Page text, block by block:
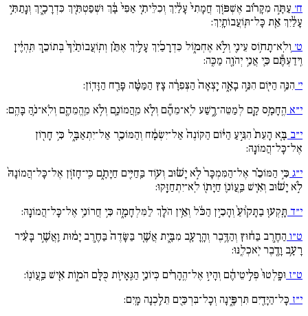
ח׳ עַתָּ֣ה מִקָּר֗וֹב אֶשְׁפּ֚וֹךְ חֲמָתִי֙ עָלַ֔יִךְ וְכִלֵּיתִ֚י אַפִּי֙ בָּ֔ךְ וּשְׁפַטְתִּ֖יךְ כִּדְרָכָ֑יִךְ וְנָֽתַתִּ֣י
עָלַ֔יִךְ אֵ֖ת כָּל־תּֽוֹעֲבוֹתָֽיִךְ:
ט׳ וְלֹֽא־תָח֥וֹס עֵינִ֖י וְלֹ֣א אֶחְמ֑וֹל כִּדְרָכַ֜יִךְ עָלַ֣יִךְ אֶתֵּ֗ן וְתֽוֹעֲבוֹתַ֙יִךְ֙ בְּתוֹכֵ֣ךְ תִּֽהְיֶ֔יןָ
וִֽידַעְתֶּ֕ם כִּ֛י אֲנִ֥י יְהֹוָ֖ה מַכֶּֽה:
י׳ הִנֵּ֥ה הַיּ֖וֹם הִנֵּ֣ה בָאָ֑ה יָֽצְאָה֙ הַצְּפִרָ֔ה צָץ הַמַּטֶּ֔ה פָּרַ֖ח הַזָּדֽוֹן:
י״א הֶֽחָמָ֥ס קָ֖ם לְמַטֵּה־רֶ֑שַׁע לֹֽא־מֵהֶ֞ם וְלֹ֧א מֵֽהֲמוֹנָ֛ם וְלֹ֥א מֵֽהֱמֵהֶ֖ם וְלֹֽא־נֹ֥הַּ בָּהֶֽם:
י״ב בָּ֚א הָעֵת֙ הִגִּ֣יעַ הַיּ֔וֹם הַקּוֹנֶה֙ אַל־יִשְׂמָ֔ח וְהַמּוֹכֵ֖ר אַל־יִתְאַבָּ֑ל כִּ֥י חָר֖וֹן
אֶל־כָּל־הֲמוֹנָֽהּ:
י״ג כִּ֣י הַמּוֹכֵ֗ר אֶל־הַמִּמְכָּר֙ לֹ֣א יָשׁ֔וּב וְע֥וֹד בַּֽחַיִּ֖ים חַיָּתָ֑ם כִּֽי־חָז֚וֹן אֶל־כָּל־הֲמוֹנָהּ֙
לֹ֣א יָשׁ֔וּב וְאִ֧ישׁ בַּֽעֲו‍ֹנ֛וֹ חַיָּת֖וֹ לֹֽא־יִתְחַזָּֽקוּ:
י״ד תָּֽקְע֚וּ בַתָּק֙וֹעַ֙ וְהָכִ֣ין הַכֹּ֔ל וְאֵ֥ין הֹלֵ֖ךְ לַמִּלְחָמָ֑ה כִּ֥י חֲרוֹנִ֥י אֶל־כָּל־הֲמוֹנָֽהּ:
ט״ו הַחֶ֣רֶב בַּח֔וּץ וְהַדֶּ֥בֶר וְהָֽרָעָ֖ב מִבָּ֑יִת אֲשֶׁ֚ר בַּשָּׂדֶה֙ בַּחֶ֣רֶב יָמ֔וּת וַֽאֲשֶׁ֣ר בָּעִ֔יר
רָעָ֥ב וָדֶ֖בֶר יֹֽאכְלֶֽנּוּ:
ט״ז וּפָֽלְטוּ֙ פְּלִ֣יטֵיהֶ֔ם וְהָי֣וּ אֶל־הֶֽהָרִ֗ים כְּיוֹנֵ֧י הַגֵּֽאָי֛וֹת כֻּלָּ֖ם הֹמ֑וֹת אִ֖ישׁ בַּֽעֲו‍ֹנֽוֹ:
י״ז כָּל־הַיָּדַ֖יִם תִּרְפֶּ֑ינָה וְכָל־בִּרְכַּ֖יִם תֵּלַ֥כְנָה מָּֽיִם: